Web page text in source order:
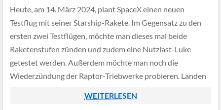
Heute, am 14. März 2024, plant SpaceX einen neuen
Testflug mit seiner Starship-Rakete. Im Gegensatz zu den
ersten zwei Testflügen, möchte man dieses mal beide
Raketenstufen zünden und zudem eine Nutzlast-Luke
getestet werden. Außerdem möchte man noch die
Wiederzündung der Raptor-Triebwerke probieren. Landen
Untergrund, stattdessen […]
WEITERLESEN